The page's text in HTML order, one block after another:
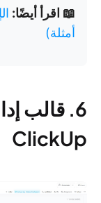
📖 اقرأ أيضًا:
أمثلة)
6. قالب
ClickUp